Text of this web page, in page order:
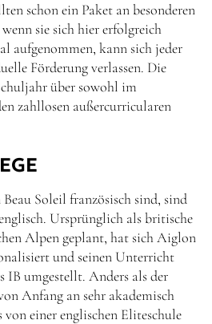
schon ein Paket an besonderen
sie sich hier erfolgreich
aufgenommen, kann sich jeder
Förderung verlassen. Die
über sowohl im
zahllosen außercurricularen
Soleil französisch sind, sind
Ursprünglich als britische
Alpen geplant, hat sich Aiglon
und seinen Unterricht
IB umgestellt. Anders als der
Anfang an sehr akademisch
einer englischen Eliteschule